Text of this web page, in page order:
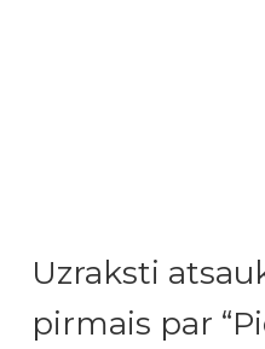
Uzraksti
pirmais par